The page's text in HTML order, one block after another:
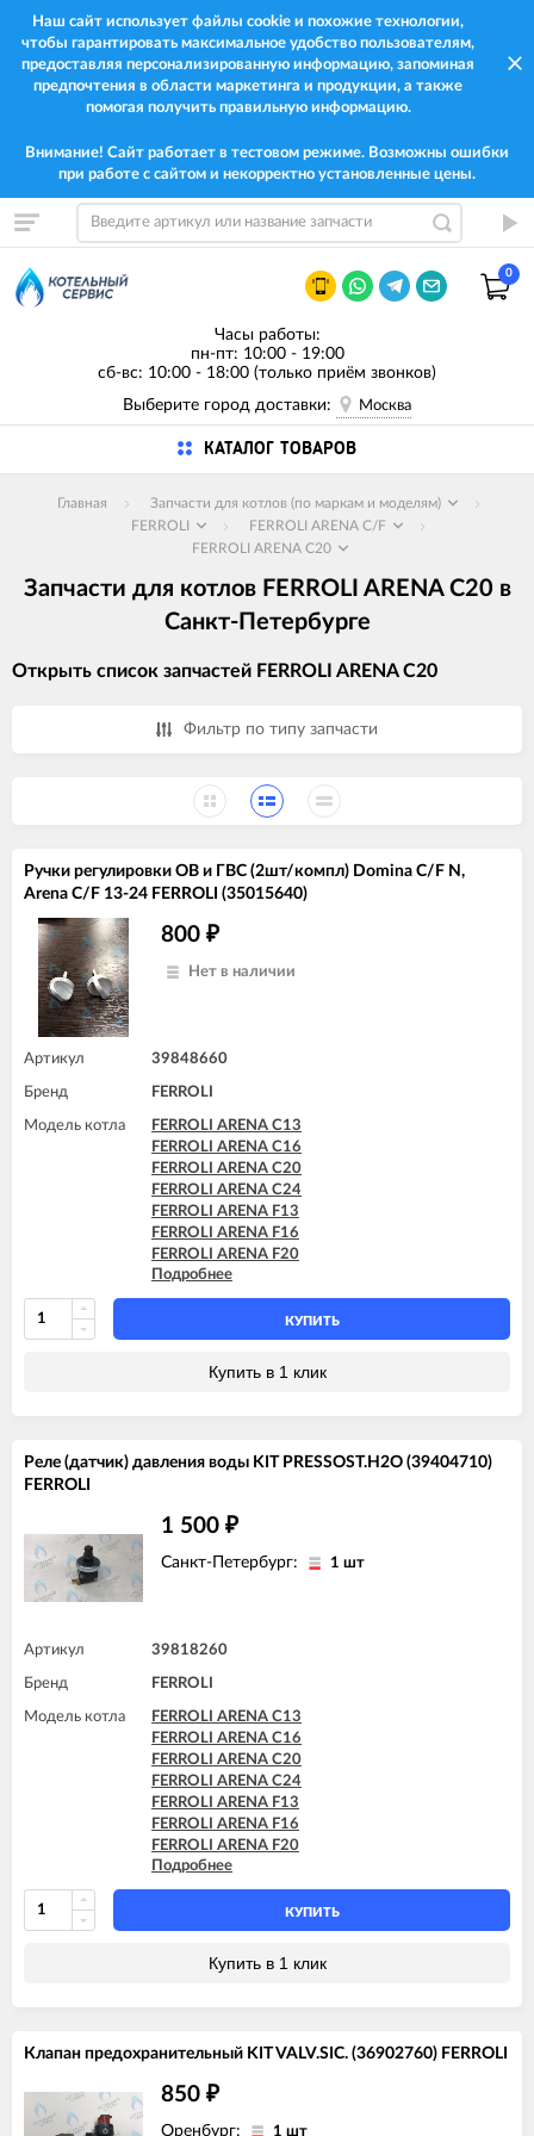
Наш сайт использует файлы cookie и похожие технологии,
чтобы гарантировать максимальное удобство пользователям,
предоставляя персонализированную информацию, запоминая
предпочтения в области маркетинга и продукции, а также
помогая получить правильную информацию.
Внимание! Сайт работает в тестовом режиме. Возможны ошибки
при работе с сайтом и некорректно установленные цены.
0
Часы работы:
пн-пт: 10:00 - 19:00
сб-вс: 10:00 - 18:00 (только приём звонков)
Выберите город доставки:
Москва
КАТАЛОГ ТОВАРОВ
Главная
Запчасти для котлов (по маркам и моделям)
FERROLI
FERROLI ARENA C/F
FERROLI ARENA C20
Запчасти для котлов FERROLI ARENA C20 в
Санкт-Петербурге
Открыть список запчастей FERROLI ARENA C20
Фильтр по типу запчасти
Ручки регулировки ОВ и ГВС (2шт/компл) Domina C/F N,
Arena C/F 13-24 FERROLI (35015640)
800 ₽
Нет в наличии
Артикул 39848660
Бренд FERROLI
Модель котла
FERROLI ARENA C13
FERROLI ARENA C16
FERROLI ARENA C20
FERROLI ARENA C24
FERROLI ARENA F13
FERROLI ARENA F16
FERROLI ARENA F20
FERROLI ARENA F24
FERROLI DIVAproject F24
FERROLI DOMINA C13 N
FERROLI DOMINA C16 N
FERROLI DOMINA C24 N
FERROLI DOMINA F20 N
FERROLI DOMINA F32 N
Подробнее
КУПИТЬ
Купить в 1 клик
Реле (датчик) давления воды KIT PRESSOST.H2O (39404710)
FERROLI
1 500 ₽
Санкт-Петербург: 1 шт
Артикул 39818260
Бренд FERROLI
Модель котла
FERROLI ARENA C13
FERROLI ARENA C16
FERROLI ARENA C20
FERROLI ARENA C24
FERROLI ARENA F13
FERROLI ARENA F16
FERROLI ARENA F20
FERROLI ARENA F24
FERROLI BLUEHELIX PRO 25 C
FERROLI BLUEHELIX PRO 32 C
FERROLI BLUEHELIX TECH 18A-E
FERROLI BLUEHELIX TECH 25A-E
FERROLI BLUEHELIX TECH 35C
FERROLI DIVA C13
FERROLI DIVA C16
FERROLI DIVA C20
Подробнее
КУПИТЬ
Купить в 1 клик
Клапан предохранительный KIT VALV.SIC. (36902760) FERROLI
850 ₽
Оренбург: 1 шт